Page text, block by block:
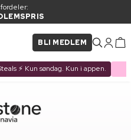
BLI MEDLEM
⚡ Kun søndag. Kun i appen.